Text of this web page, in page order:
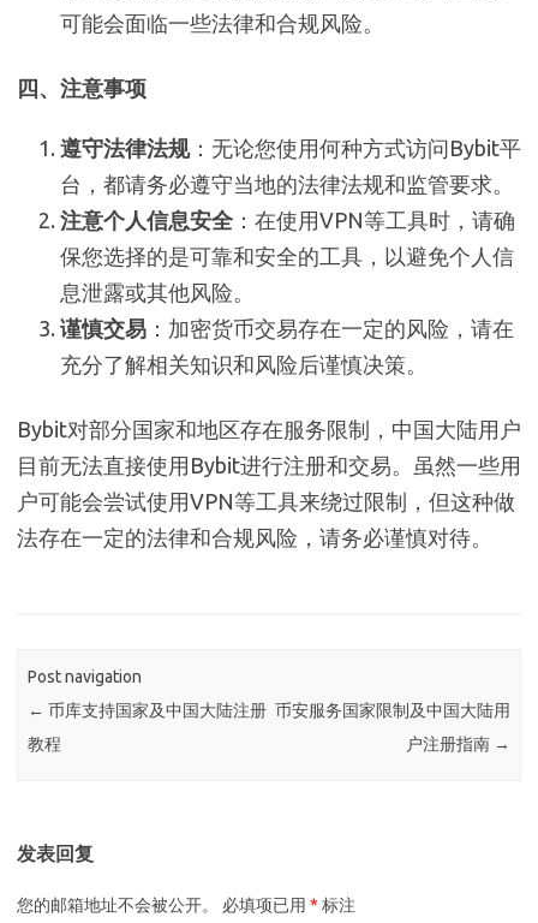
可能会面临一些法律和合规风险。
四、注意事项
遵守法律法规：无论您使用何种方式访问Bybit平
台，都请务必遵守当地的法律法规和监管要求。
注意个人信息安全：在使用VPN等工具时，请确
保您选择的是可靠和安全的工具，以避免个人信
息泄露或其他风险。
谨慎交易 ：加密货币交易存在一定的风险，请在
充分了解相关知识和风险后谨慎决策。
Bybit对部分国家和地区存在服务限制，中国大陆用户
目前无法直接使用Bybit进行注册和交易。虽然一些用
户可能会尝试使用VPN等工具来绕过限制，但这种做
法存在一定的法律和合规风险，请务必谨慎对待。
Post navigation
← 币库支持国家及中国大陆注册
教程
币安服务国家限制及中国大陆用
户注册指南 →
发表回复
您的邮箱地址不会被公开。 必填项已用 * 标注